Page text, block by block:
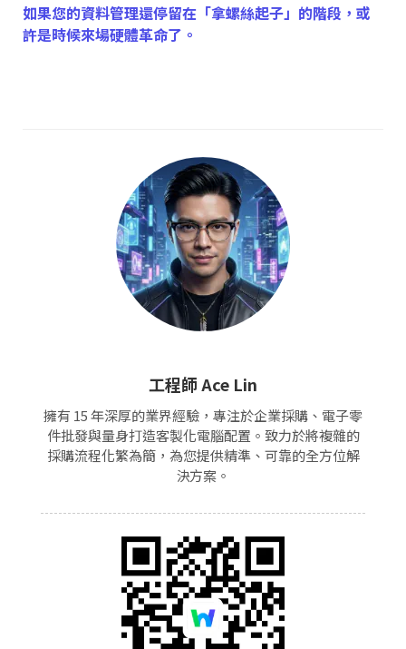
如果您的資料管理還停留在「拿螺絲起子」的階段，或
許是時候來場硬體革命了。
工程師 Ace Lin
擁有 15 年深厚的業界經驗，專注於企業採購、電子零
件批發與量身打造客製化電腦配置。致力於將複雜的
採購流程化繁為簡，為您提供精準、可靠的全方位解
決方案。